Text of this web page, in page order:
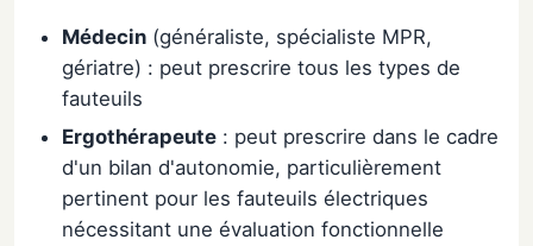
Médecin (généraliste, spécialiste MPR,
gériatre) : peut prescrire tous les types de
fauteuils
Ergothérapeute : peut prescrire dans le cadre
d'un bilan d'autonomie, particulièrement
pertinent pour les fauteuils électriques
nécessitant une évaluation fonctionnelle